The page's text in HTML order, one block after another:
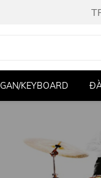
TRỐNG - BỘ